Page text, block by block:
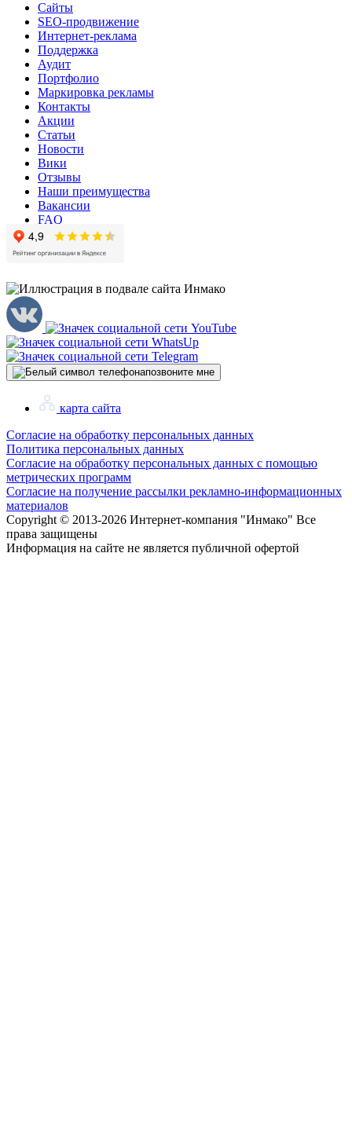
Сайты
SEO-продвижение
Интернет-реклама
Поддержка
Аудит
Портфолио
Маркировка рекламы
Контакты
Акции
Статьи
Новости
Вики
Отзывы
Наши преимущества
Вакансии
FAQ
позвоните мне
карта сайта
Согласие на обработку персональных данных
Политика персональных данных
Согласие на обработку персональных данных с помощью
метрических программ
Согласие на получение рассылки рекламно-информационных
материалов
Copyright © 2013-2026 Интернет-компания "Инмако" Все
права защищены
Информация на сайте не является публичной офертой